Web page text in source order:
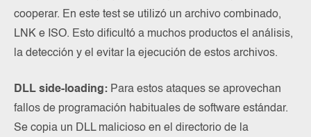
cooperar. En este test se utilizó un archivo combinado,
LNK e ISO. Esto dificultó a muchos productos el análisis,
la detección y el evitar la ejecución de estos archivos.
DLL side-loading: Para estos ataques se aprovechan
fallos de programación habituales de software estándar.
Se copia un DLL malicioso en el directorio de la